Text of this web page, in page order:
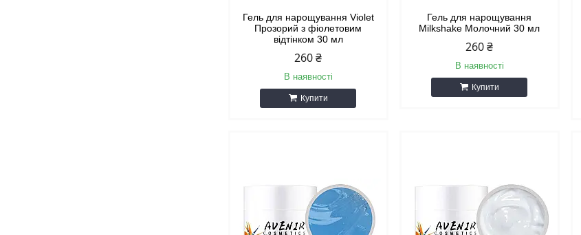
Гель для нарощування Violet
Прозорий з фіолетовим
відтінком 30 мл
260 ₴
В наявності
Купити
Гель для нарощування
Milkshake Молочний 30 мл
260 ₴
В наявності
Купити